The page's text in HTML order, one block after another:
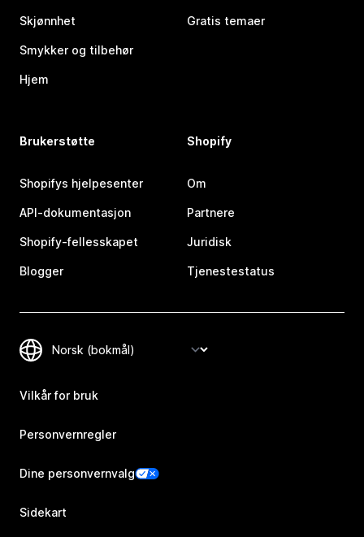
Skjønnhet
Smykker og tilbehør
Hjem
Gratis temaer
Brukerstøtte
Shopifys hjelpesenter
API-dokumentasjon
Shopify-fellesskapet
Blogger
Shopify
Om
Partnere
Juridisk
Tjenestestatus
Vilkår for bruk
Personvernregler
Dine personvernvalg
Sidekart